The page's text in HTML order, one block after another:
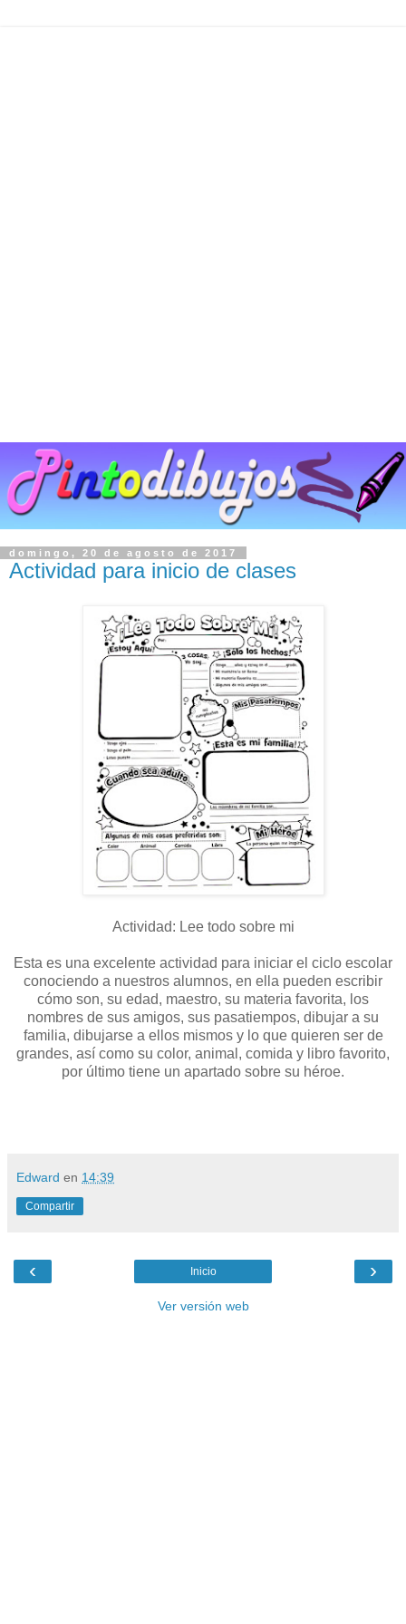
domingo, 20 de agosto de 2017
Actividad para inicio de clases
Actividad: Lee todo sobre mi
Esta es una excelente actividad para iniciar el ciclo escolar
conociendo a nuestros alumnos, en ella pueden escribir
cómo son, su edad, maestro, su materia favorita, los
nombres de sus amigos, sus pasatiempos, dibujar a su
familia, dibujarse a ellos mismos y lo que quieren ser de
grandes, así como su color, animal, comida y libro favorito,
por último tiene un apartado sobre su héroe.
Edward en 14:39
Compartir
‹ ›
Inicio
Ver versión web